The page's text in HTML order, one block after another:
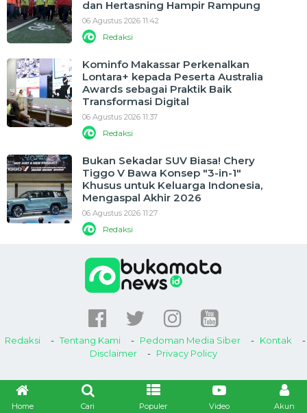
Home Cari Populer Video Akun
dan Hertasning Hampir Rampung
06 Agustus 2026 11:42
Redaksi
Kominfo Makassar Perkenalkan
Lontara+ kepada Peserta Australia
Awards sebagai Praktik Baik
Transformasi Digital
06 Agustus 2026 11:37
Redaksi
Bukan Sekadar SUV Biasa! Chery
Tiggo V Bawa Konsep "3-in-1"
Khusus untuk Keluarga Indonesia,
Mengaspal Akhir 2026
06 Agustus 2026 11:27
Redaksi
Redaksi Tentang Kami Pedoman Media Siber
Kontak
Disclaimer
Privacy Policy